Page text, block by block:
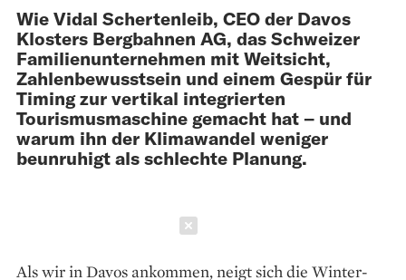
Wie Vidal Schertenleib, CEO der Davos
Klosters Bergbahnen AG, das Schweizer
Familienunternehmen mit Weitsicht,
Zahlen­bewusstsein und einem Gespür für
Timing zur vertikal integrierten
Tourismusmaschine gemacht hat – und
warum ihn der Klima­wandel weniger
beunruhigt als schlechte Planung.
Als wir in Davos ankommen, neigt sich die Winter­